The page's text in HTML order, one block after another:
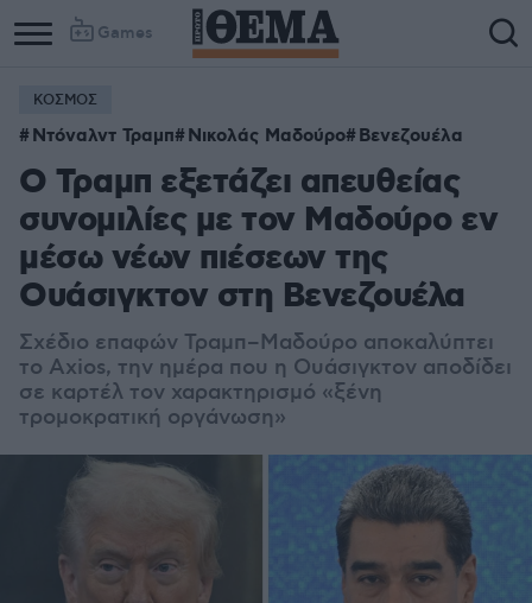
Games
ΚΟΣΜΟΣ
Ντόναλντ Τραμπ Νικολάς Μαδούρο Βενεζουέλα
Ο Τραμπ εξετάζει απευθείας
συνομιλίες με τον Μαδούρο εν
μέσω νέων πιέσεων της
Ουάσιγκτον στη Βενεζουέλα
Σχέδιο επαφών Τραμπ–Μαδούρο αποκαλύπτει
το Axios, την ημέρα που η Ουάσιγκτον αποδίδει
σε καρτέλ τον χαρακτηρισμό «ξένη
τρομοκρατική οργάνωση»